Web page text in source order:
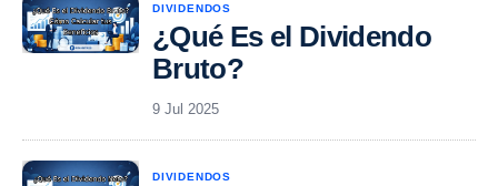
DIVIDENDOS
¿Qué Es el Dividendo
Bruto?
9 Jul 2025
DIVIDENDOS